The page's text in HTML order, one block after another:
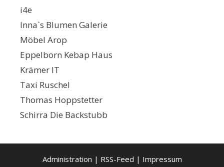
i4e
Inna`s Blumen Galerie
Möbel Arop
Eppelborn Kebap Haus
Krämer IT
Taxi Ruschel
Thomas Hoppstetter
Schirra Die Backstubb
Administration | RSS-Feed | Impressum